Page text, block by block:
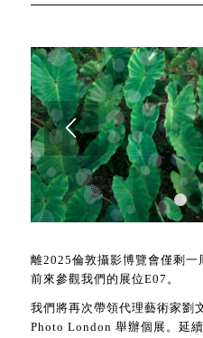
離2025倫敦攝影博覽會僅剩
前來參觀我們的展位E07。
我們將再次帶領代理藝術家
Photo London 舉辦個展。延